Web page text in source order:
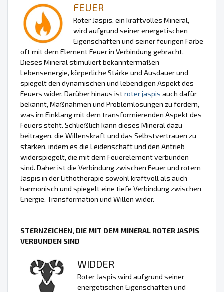
FEUER
Roter Jaspis, ein kraftvolles Mineral,
wird aufgrund seiner energetischen
Eigenschaften und seiner feurigen Farbe
oft mit dem Element Feuer in Verbindung gebracht.
Dieses Mineral stimuliert bekanntermaßen
Lebensenergie, körperliche Stärke und Ausdauer und
spiegelt den dynamischen und lebendigen Aspekt des
Feuers wider. Darüber hinaus istroter jaspis auch dafür
bekannt, Maßnahmen und Problemlösungen zu fördern,
was im Einklang mit dem transformierenden Aspekt des
Feuers steht. Schließlich kann dieses Mineral dazu
beitragen, die Willenskraft und das Selbstvertrauen zu
stärken, indem es die Leidenschaft und den Antrieb
widerspiegelt, die mit dem Feuerelement verbunden
sind. Daher ist die Verbindung zwischen Feuer und rotem
Jaspis in der Lithotherapie sowohl kraftvoll als auch
harmonisch und spiegelt eine tiefe Verbindung zwischen
Energie, Transformation und Willen wider.
STERNZEICHEN, DIE MIT DEM MINERAL ROTER JASPIS
VERBUNDEN SIND
WIDDER
Roter Jaspis wird aufgrund seiner
energetischen Eigenschaften und